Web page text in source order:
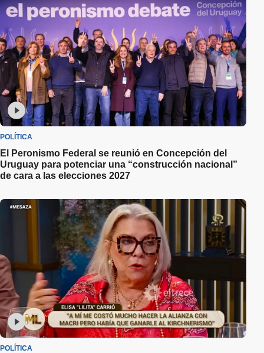
POLÍTICA
El Peronismo Federal se reunió en Concepción del
Uruguay para potenciar una “construcción nacional”
de cara a las elecciones 2027
POLÍTICA